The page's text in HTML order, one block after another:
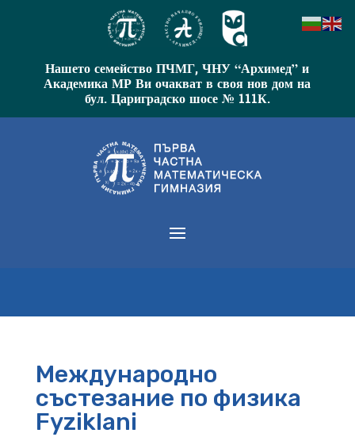
Нашето семейство ПЧМГ, ЧНУ “Архимед” и
Академика МР Ви очакват в своя нов дом на
бул. Цариградско шосе № 111К.
Международно
състезание по физика
Fyziklani